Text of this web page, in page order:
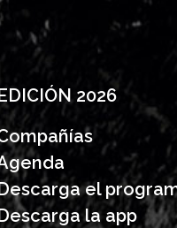
2026
el
la app